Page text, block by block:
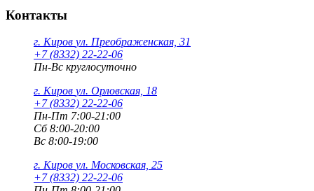
Контакты
г. Киров ул. Преображенская, 31
+7 (8332) 22-22-06
Пн-Вс круглосуточно
г. Киров ул. Орловская, 18
+7 (8332) 22-22-06
Пн-Пт 7:00-21:00
Сб 8:00-20:00
Вс 8:00-19:00
г. Киров ул. Московская, 25
+7 (8332) 22-22-06